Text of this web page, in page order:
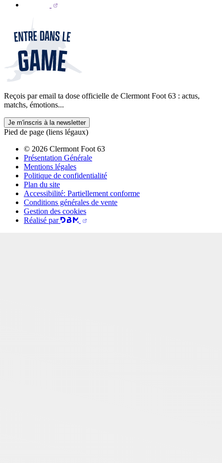
Reçois par email ta dose officielle de Clermont Foot 63 : actus,
matchs, émotions...
Je m'inscris à la newsletter
Pied de page (liens légaux)
© 2026 Clermont Foot 63
Présentation Générale
Mentions légales
Politique de confidentialité
Plan du site
Accessibilité: Partiellement conforme
Conditions générales de vente
Gestion des cookies
Réalisé par